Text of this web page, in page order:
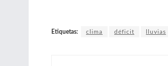
Etiquetas: clima déficit lluvias